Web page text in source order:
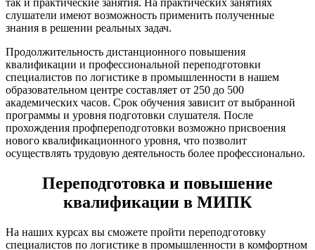
так и практические занятия. На практических занятиях
слушатели имеют возможность применить полученные
знания в решении реальных задач.
Продолжительность дистанционного повышения
квалификации и профессиональной переподготовки
специалистов по логистике в промышленности в нашем
образовательном центре составляет от 250 до 500
академических часов. Срок обучения зависит от выбранной
программы и уровня подготовки слушателя. После
прохождения профпереподготовки возможно присвоения
нового квалификационного уровня, что позволит
осуществлять трудовую деятельность более профессионально.
Переподготовка и повышение
квалификации в МИПК
На наших курсах вы сможете пройти переподготовку
специалистов по логистике в промышленности в комфортном